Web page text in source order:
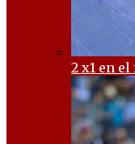
2 x1 en